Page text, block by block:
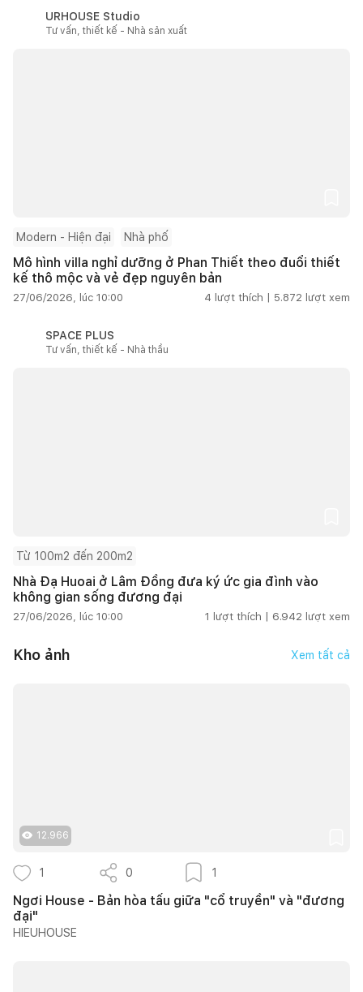
URHOUSE Studio
Tư vấn, thiết kế - Nhà sản xuất
Modern - Hiện đại Nhà phố
Mô hình villa nghỉ dưỡng ở Phan Thiết theo đuổi thiết
kế thô mộc và vẻ đẹp nguyên bản
27/06/2026, lúc 10:00 4 lượt thích | 5.872 lượt xem
SPACE PLUS
Tư vấn, thiết kế - Nhà thầu
Từ 100m2 đến 200m2
Nhà Đạ Huoai ở Lâm Đồng đưa ký ức gia đình vào
không gian sống đương đại
27/06/2026, lúc 10:00 1 lượt thích | 6.942 lượt xem
Kho ảnh Xem tất cả
12.966
1 0 1
Ngơi House - Bản hòa tấu giữa "cổ truyền" và "đương
đại"
HIEUHOUSE